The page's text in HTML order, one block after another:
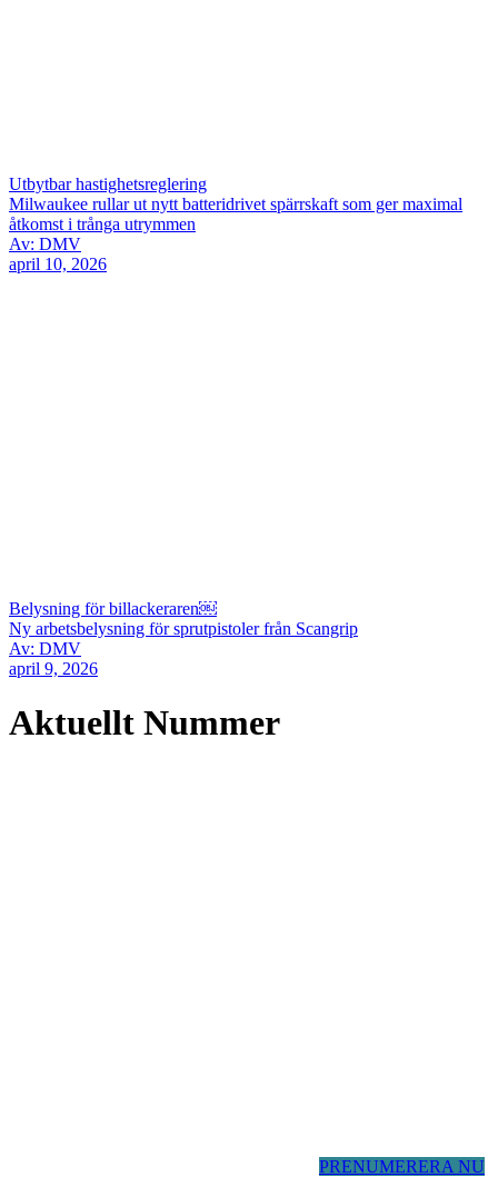
Utbytbar hastighetsreglering
Milwaukee rullar ut nytt batteridrivet spärrskaft som ger maximal
åtkomst i trånga utrymmen
Av: DMV
april 10, 2026
Belysning för billackeraren￼
Ny arbetsbelysning för sprutpistoler från Scangrip
Av: DMV
april 9, 2026
Aktuellt Nummer
PRENUMERERA NU